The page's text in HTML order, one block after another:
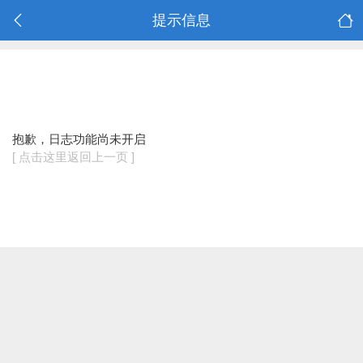
提示信息
抱歉，日志功能尚未开启
[ 点击这里返回上一页 ]